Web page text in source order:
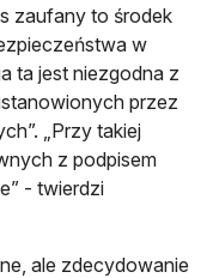
zaufany to środek
w
ta jest niezgodna z
przez
„Przy takiej
z podpisem
- twierdzi
ale zdecydowanie